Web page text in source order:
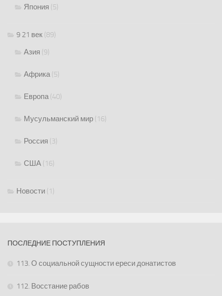
Япония (5)
9 21 век (89)
Азия (9)
Африка(5)
Европа(40)
Мусульманский мир (16)
Россия (3)
США (16)
Новости (1)
ПОСЛЕДНИЕ ПОСТУПЛЕНИЯ
113. О социальной сущности ереси донатистов
112. Восстание рабов